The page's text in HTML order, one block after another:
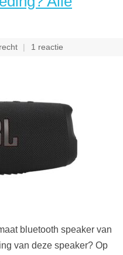
1 reactie
bluetooth speaker van
van deze speaker? Op